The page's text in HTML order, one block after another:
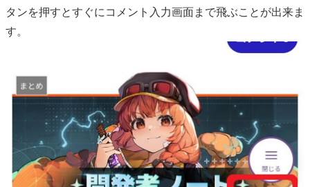
タンを押すとすぐにコメント入力画面まで飛ぶことが出来ま
す。